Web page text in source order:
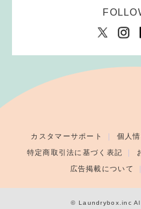
カスタマーサポート 個人
特定商取引法に基づく表記
広告掲載について
© Laundrybox.inc